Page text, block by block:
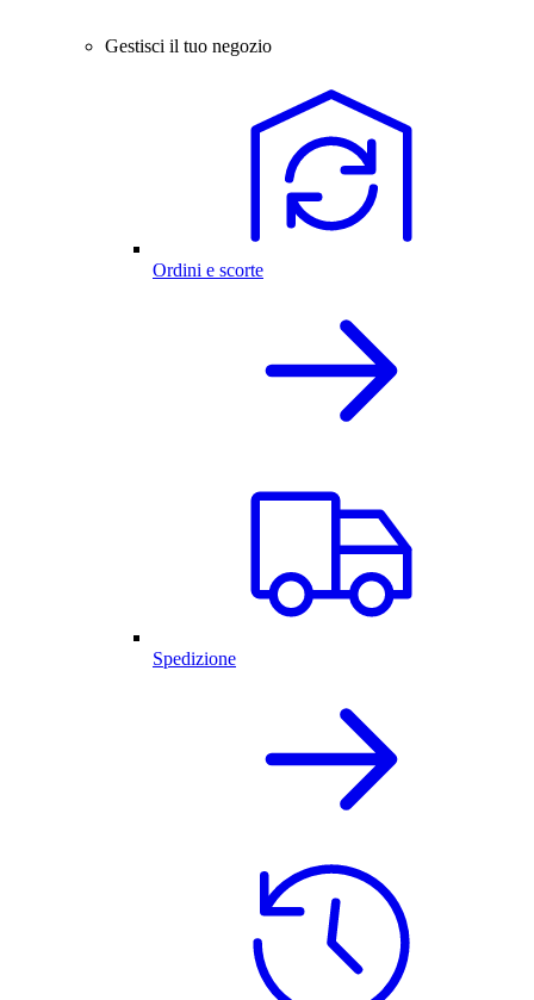
Gestisci il tuo negozio
Ordini e scorte
Spedizione